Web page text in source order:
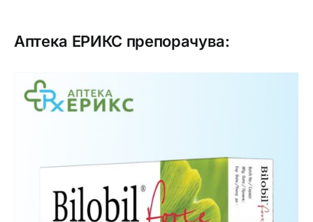
Аптека ЕРИКС препорачува: